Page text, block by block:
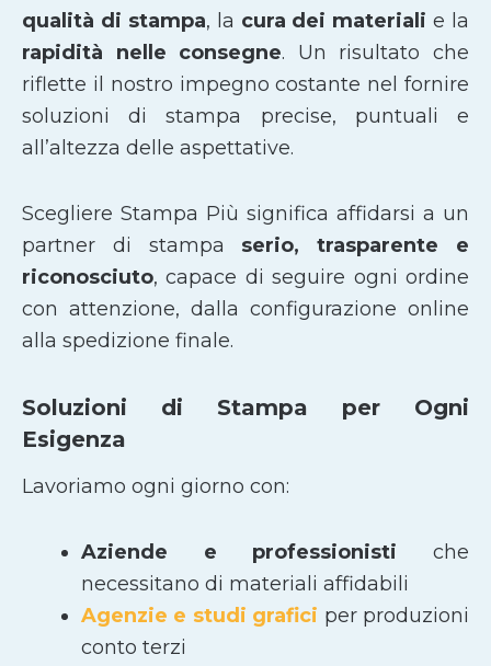
qualità di stampa, la cura dei materiali e la
rapidità nelle consegne. Un risultato che
riflette il nostro impegno costante nel fornire
soluzioni di stampa precise, puntuali e
all’altezza delle aspettative.
Scegliere Stampa Più significa affidarsi a un
partner di stampa serio, trasparente e
riconosciuto, capace di seguire ogni ordine
con attenzione, dalla configurazione online
alla spedizione finale.
Soluzioni di Stampa per Ogni
Esigenza
Lavoriamo ogni giorno con:
Aziende e professionisti che
necessitano di materiali affidabili
Agenzie e studi grafici per produzioni
conto terzi